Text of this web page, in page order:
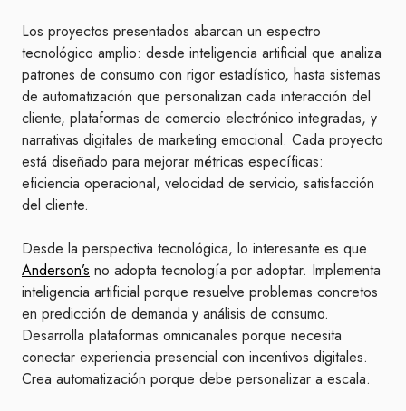
Los proyectos presentados abarcan un espectro
tecnológico amplio: desde inteligencia artificial que analiza
patrones de consumo con rigor estadístico, hasta sistemas
de automatización que personalizan cada interacción del
cliente, plataformas de comercio electrónico integradas, y
narrativas digitales de marketing emocional. Cada proyecto
está diseñado para mejorar métricas específicas:
eficiencia operacional, velocidad de servicio, satisfacción
del cliente.
Desde la perspectiva tecnológica, lo interesante es que
Anderson’s no adopta tecnología por adoptar. Implementa
inteligencia artificial porque resuelve problemas concretos
en predicción de demanda y análisis de consumo.
Desarrolla plataformas omnicanales porque necesita
conectar experiencia presencial con incentivos digitales.
Crea automatización porque debe personalizar a escala.